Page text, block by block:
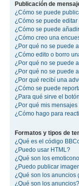
Publicación de
¿Cómo se puede
¿Cómo se puede
¿Cómo se puede
¿Cómo creo una
¿Por qué no se puede
¿Cómo edito o borro
¿Por qué no se puede
¿Por qué no se puede
¿Por qué recibí una
¿Cómo se puede
¿Para qué sirve el
¿Por qué mis
¿Cómo hago para
Formatos y tipos de
¿Qué es el código
¿Puedo usar HTML?
¿Qué son los
¿Puedo publicar
¿Qué son los anuncios
¿Qué son los anuncios?